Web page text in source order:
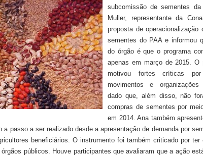
subcomissão de sementes
Muller, representante da
proposta de operacionalização
sementes do PAA e informou
do órgão é que o programa
apenas em março de 2015. O
motivou fortes críticas
movimentos e organizações
dado que, além disso, não
compras de sementes por
em 2014. Ana também
a passo a ser realizado desde a apresentação de demanda por
beneficiários. O instrumento foi também criticado por ter
públicos. Houve participantes que avaliaram que a ação